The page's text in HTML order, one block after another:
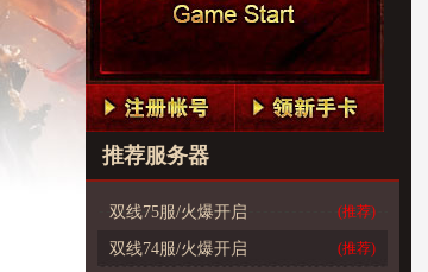
推荐服务器
双线75服/火爆开启 (推荐)
双线74服/火爆开启 (推荐)